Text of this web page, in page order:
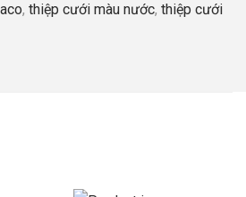
, thiệp cưới màu nước, thiệp cưới